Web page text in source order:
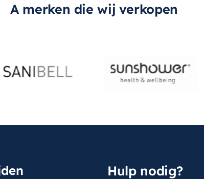
A merken die wij verkopen
Hulp nodig?